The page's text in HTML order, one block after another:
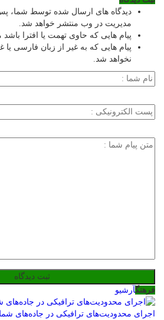
دیدگاه های ارسال شده توسط شما، پس
مدیریت در وب منتشر خواهد شد.
پیام هایی که حاوی تهمت یا افترا
پیام هایی که به غیر از زبان فارسی یا
نخواهد شد.
فرهنگآرشیو
اجرای محدودیت‌های ترافیکی در جاده‌های